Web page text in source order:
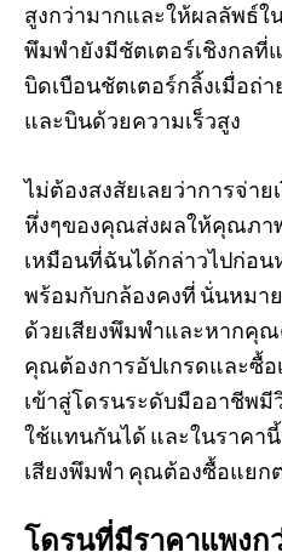
สูงกว่ามากและให้ผลลัพธ์ใ
พึมพำยังมีชัตเตอร์เชิงกลที่
บิดเบือนชัตเตอร์กลิ้งเมื่อถ่
และบินด้วยความเร็วสูง
ไม่ต้องสงสัยเลยว่าการจ่า
หึ่งๆของคุณส่งผลให้คุณภา
เหมือนที่ฉันได้กล่าวไปก่อ
พร้อมกับกล้องคงที่ นั่นหมา
ด้วยเสียงพึมพำและหากคุ
คุณต้องการอัปเกรดและซื้
เข้าสู่โดรนระดับมืออาชีพ
ใช้แทนกันได้ และในราคา
เสียงพึมพำ คุณต้องซื้อแยก
โดรนที่มีราคาแพงก